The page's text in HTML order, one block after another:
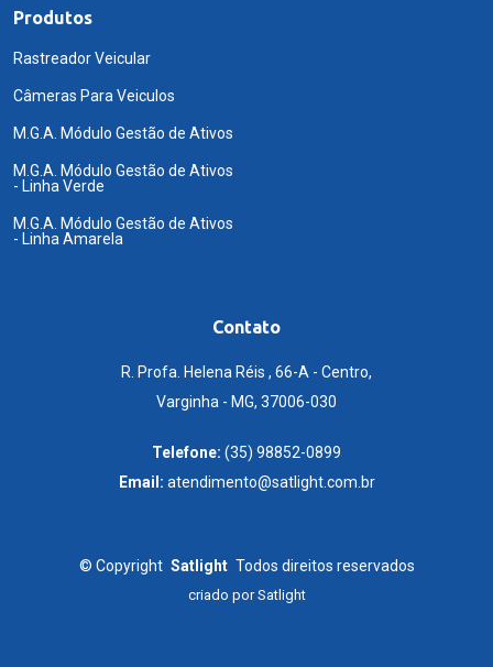
Produtos
Rastreador Veicular
Câmeras Para Veiculos
M.G.A. Módulo Gestão de Ativos
M.G.A. Módulo Gestão de Ativos
- Linha Verde
M.G.A. Módulo Gestão de Ativos
- Linha Amarela
Contato
R. Profa. Helena Réis , 66-A - Centro,
Varginha - MG, 37006-030
Telefone: (35) 98852-0899
Email: atendimento@satlight.com.br
© Copyright Satlight Todos direitos reservados
criado porSatlight